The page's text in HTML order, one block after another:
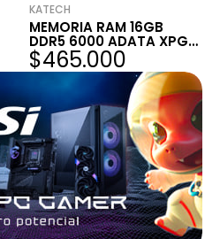
KATECH
MEMORIA RAM 16GB
DDR5 6000 ADATA XPG
LANCER BLADE RGB
BLACK C48
$465.000